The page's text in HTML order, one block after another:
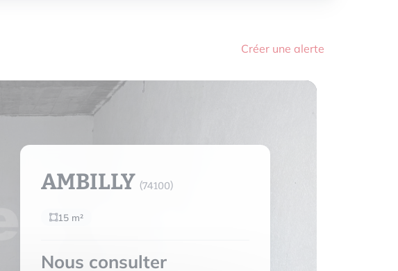
Créer une alerte
AMBILLY (74100)
15 m²
Nous consulter